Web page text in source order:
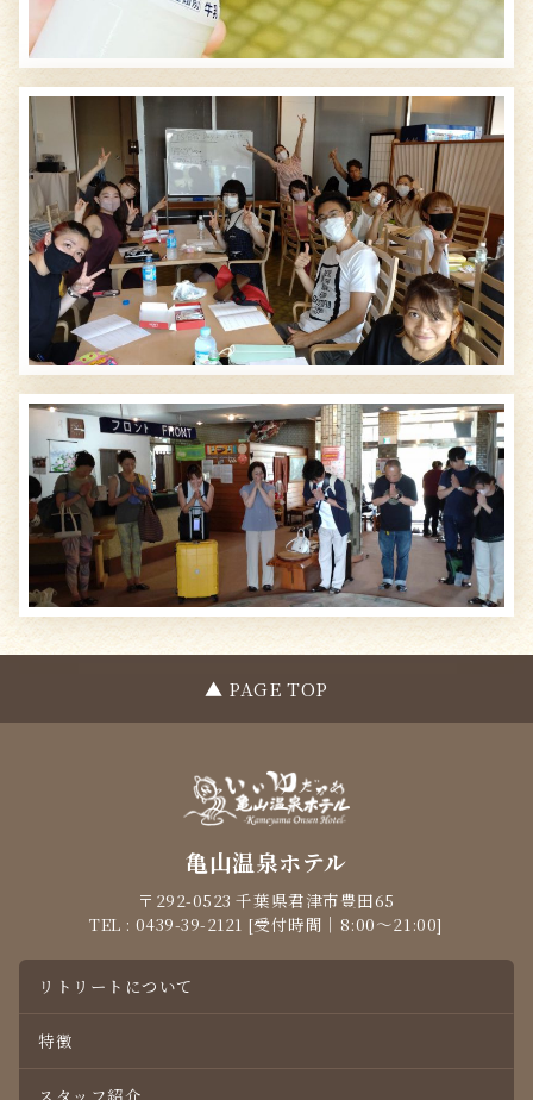
▲ PAGE TOP
亀山温泉ホテル
〒292-0523 千葉県君津市豊田65
TEL : 0439-39-2121 [受付時間｜8:00～21:00]
リトリートについて
特徴
スタッフ紹介